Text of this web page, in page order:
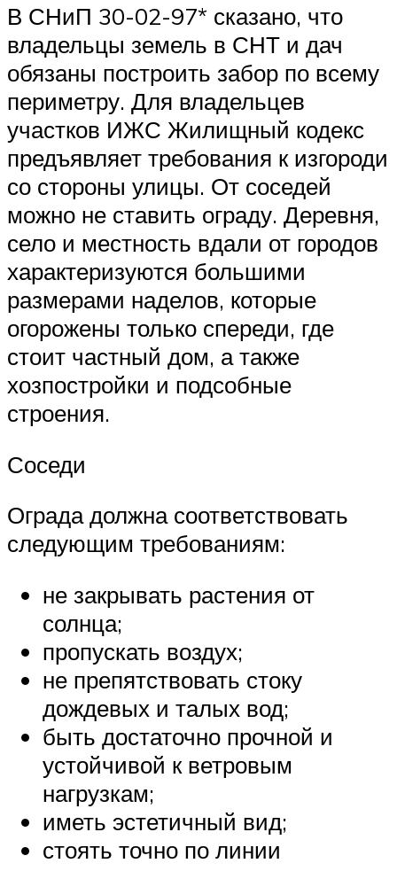
В СНиП 30-02-97* сказано, что
владельцы земель в СНТ и дач
обязаны построить забор по всему
периметру. Для владельцев
участков ИЖС Жилищный кодекс
предъявляет требования к изгороди
со стороны улицы. От соседей
можно не ставить ограду. Деревня,
село и местность вдали от городов
характеризуются большими
размерами наделов, которые
огорожены только спереди, где
стоит частный дом, а также
хозпостройки и подсобные
строения.
Соседи
Ограда должна соответствовать
следующим требованиям:
не закрывать растения от
солнца;
пропускать воздух;
не препятствовать стоку
дождевых и талых вод;
быть достаточно прочной и
устойчивой к ветровым
нагрузкам;
иметь эстетичный вид;
стоять точно по линии